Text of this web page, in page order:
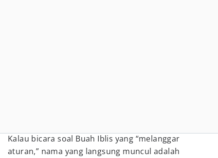
Kalau bicara soal Buah Iblis yang “melanggar
aturan,” nama yang langsung muncul adalah